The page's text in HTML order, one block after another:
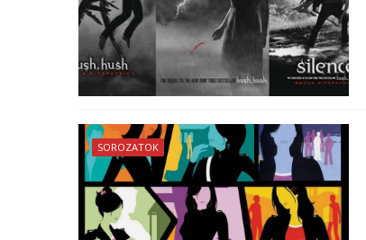
SOROZATOK